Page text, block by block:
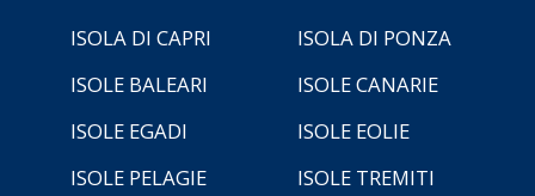
ISOLA DI CAPRI
ISOLA DI PONZA
ISOLE BALEARI
ISOLE CANARIE
ISOLE EGADI
ISOLE EOLIE
ISOLE PELAGIE
ISOLE TREMITI